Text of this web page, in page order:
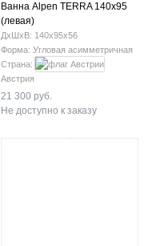
Ванна Alpen TERRA 140x95
(левая)
ДхШхВ: 140х95х56
Форма: Угловая асимметричная
Страна:
Австрия
21 300 руб.
Не доступно к заказу